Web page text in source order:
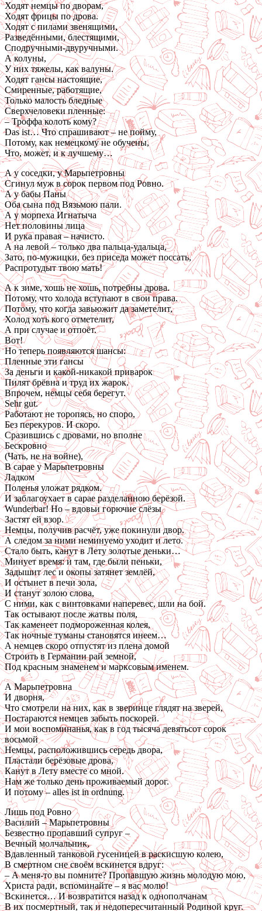
Ходят немцы по дворам,
Ходят фрицы по дрова.
Ходят с пилами звенящими,
Разведёнными, блестящими,
Сподручными-двуручными.
А колуны,
У них тяжелы, как валуны.
Ходят гансы настоящие,
Смиренные, работящие,
Только малость бледные
Сверхчеловеки пленные:
– Троффа колоть кому?
Das ist… Что спрашивают – не пойму,
Потому, как немецкому не обучены,
Что, может, и к лучшему…
А у соседки, у Марьпетровны
Сгинул муж в сорок первом под Ровно.
А у бабы Паны
Оба сына под Вязьмою пали.
А у морпеха Игнатыча
Нет половины лица
И рука правая – начисто.
А на левой – только два пальца-удальца,
Зато, по-мужицки, без приседа может поссать,
Распротудыт твою мать!
А к зиме, хошь не хошь, потребны дрова.
Потому, что холода вступают в свои права.
Потому, что когда завьюжит да заметелит,
Холод хоть кого отметелит,
А при случае и отпоёт.
Вот!
Но теперь появляются шансы:
Пленные эти гансы
За деньги и какой-никакой приварок
Пилят брёвна и труд их жарок.
Впрочем, немцы себя берегут.
Sehr gut.
Работают не торопясь, но споро,
Без перекуров. И скоро.
Сразившись с дровами, но вполне
Бескровно
(Чать, не на войне),
В сарае у Марьпетровны
Ладком
Поленья уложат рядком.
И заблагоухает в сарае разделанною берёзой.
Wunderbar! Но – вдовьи горючие слёзы
Застят ей взор.
Немцы, получив расчёт, уже покинули двор.
А следом за ними неминуемо уходит и лето.
Стало быть, канут в Лету золотые деньки…
Минует время: и там, где были пеньки,
Задышит лес и окопы затянет землёй,
И остынет в печи зола,
И станут золою слова,
С ними, как с винтовками наперевес, шли на бой.
Так остывают после жатвы поля,
Так каменеет подмороженная колея,
Так ночные туманы становятся инеем…
А немцев скоро отпустят из плена домой
Строить в Германии рай земной,
Под красным знаменем и марксовым именем.
А Марьпетровна
И дворня,
Что смотрели на них, как в зверинце глядят на зверей,
Постараются немцев забыть поскорей.
И мои воспоминанья, как в год тысяча девятьсот сорок
восьмой
Немцы, расположившись середь двора,
Пластали берёзовые дрова,
Канут в Лету вместе со мной.
Нам же только день проживаемый дорог.
И потому – alles ist in ordnung.
Лишь под Ровно
Василий – Марьпетровны
Безвестно пропавший супруг –
Вечный молчальник,
Вдавленный танковой гусеницей в раскисшую колею,
В смертном сне своём вскинется вдруг:
– А меня-то вы помните? Пропавшую жизнь молодую мою,
Христа ради, вспоминайте – я вас молю!
Вскинется… И возвратится назад к однополчанам
В их посмертный, так и недопересчитанный Родиной круг.